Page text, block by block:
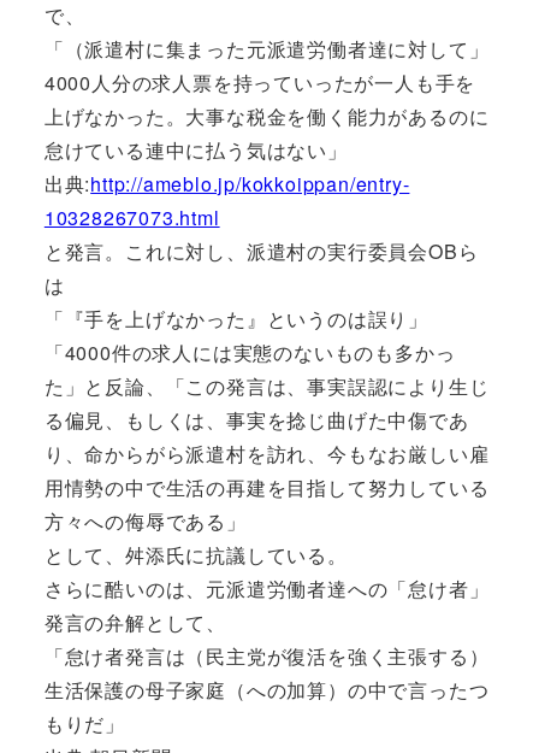
で、
「（派遣村に集まった元派遣労働者達に対して」
4000人分の求人票を持っていったが一人も手を
上げなかった。大事な税金を働く能力があるのに
怠けている連中に払う気はない」
出典:http://ameblo.jp/kokkoippan/entry-
10328267073.html
と発言。これに対し、派遣村の実行委員会OBら
は
「『手を上げなかった』というのは誤り」
「4000件の求人には実態のないものも多かっ
た」と反論、「この発言は、事実誤認により生じ
る偏見、もしくは、事実を捻じ曲げた中傷であ
り、命からがら派遣村を訪れ、今もなお厳しい雇
用情勢の中で生活の再建を目指して努力している
方々への侮辱である」
として、舛添氏に抗議している。
さらに酷いのは、元派遣労働者達への「怠け者」
発言の弁解として、
「怠け者発言は（民主党が復活を強く主張する）
生活保護の母子家庭（への加算）の中で言ったつ
もりだ」